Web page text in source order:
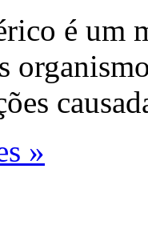
é um
»